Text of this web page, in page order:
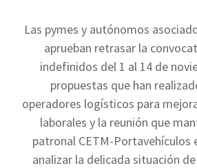
Las pymes y autónomos
aprueban retrasar la
indefinidos del 1 al 14 de
propuestas que han
operadores logísticos para
laborales y la reunión que
patronal CETM-Portavehículos
analizar la delicada situación